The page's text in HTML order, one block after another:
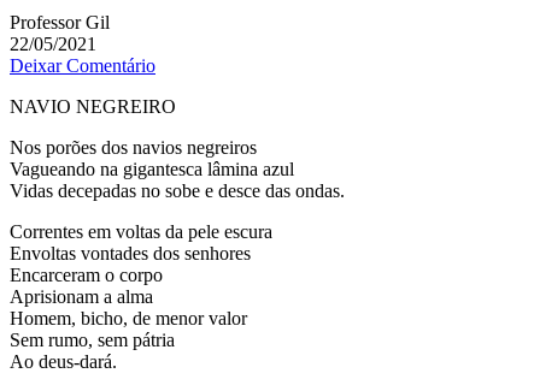
Professor Gil
22/05/2021
Deixar Comentário
NAVIO NEGREIRO
Nos porões dos navios negreiros
Vagueando na gigantesca lâmina azul
Vidas decepadas no sobe e desce das ondas.
Correntes em voltas da pele escura
Envoltas vontades dos senhores
Encarceram o corpo
Aprisionam a alma
Homem, bicho, de menor valor
Sem rumo, sem pátria
Ao deus-dará.